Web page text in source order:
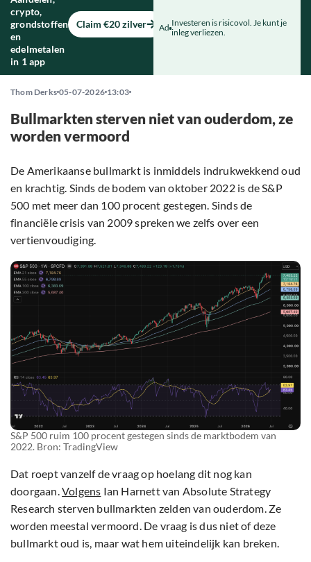
crypto,
grondstoffen
en
edelmetalen
in 1 app
Claim €20 zilver Ad Investeren is risicovol. Je kunt je
inleg verliezen.
Thom Derks 05-07-2026 13:03
Bullmarkten sterven niet van ouderdom, ze
worden vermoord
De Amerikaanse bullmarkt is inmiddels indrukwekkend oud
en krachtig. Sinds de bodem van oktober 2022 is de S&P
500 met meer dan 100 procent gestegen. Sinds de
financiële crisis van 2009 spreken we zelfs over een
vertienvoudiging.
S&P 500 ruim 100 procent gestegen sinds de marktbodem van
2022. Bron: TradingView
Dat roept vanzelf de vraag op hoelang dit nog kan
doorgaan.Volgens Ian Harnett van Absolute Strategy
Research sterven bullmarkten zelden van ouderdom. Ze
worden meestal vermoord. De vraag is dus niet of deze
bullmarkt oud is, maar wat hem uiteindelijk kan breken.